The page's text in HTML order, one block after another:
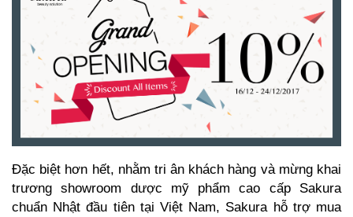
Đặc biệt hơn hết, nhằm tri ân khách hàng và mừng khai
trương showroom dược mỹ phẩm cao cấp Sakura
chuẩn Nhật đầu tiên tại Việt Nam, Sakura hỗ trợ mua